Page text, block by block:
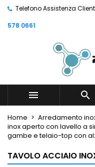
Telefono Assistenza
578 0661
 
Home Arredamento
inox aperto con lavello a
gambe e telaio-top con
TAVOLO ACCIAIO